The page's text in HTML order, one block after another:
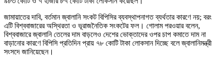
জামায়াতের দাবি, বর্তমান জ্বালানি সংকট বিপিসির ব্যবস্থাপনাগত ব্যর্থতার কারণে নয়; বরং
এটি বিশ্ববাজারের অস্থিরতা ও ভূরাজনৈতিক সংকটের ফল। গোলাম পরওয়ার বলেন,
বিশ্ববাজারে জ্বালানি তেলের দাম বাড়লেও দেশের ভোক্তাদের ওপর চাপ কমাতে দাম না
বাড়ানোর কারণে বিপিসি প্রতিদিন প্রায় ৭৮ কোটি টাকা লোকসান দিচ্ছে বলে জ্বালানিমন্ত্রী
সংসদে জানিয়েছেন।